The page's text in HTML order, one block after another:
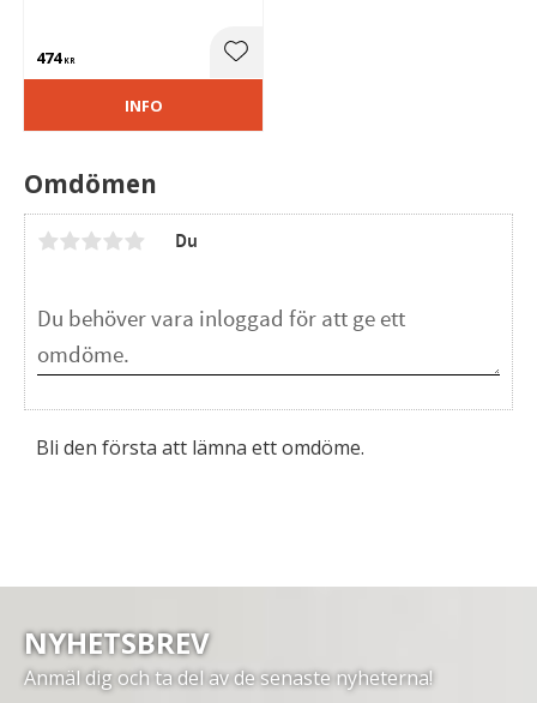
Omdömen
Du
Bli den första att lämna ett omdöme.
474KR Lägg till i favoriter
INFO
NYHETSBREV
Anmäl dig och ta del av de senaste nyheterna!